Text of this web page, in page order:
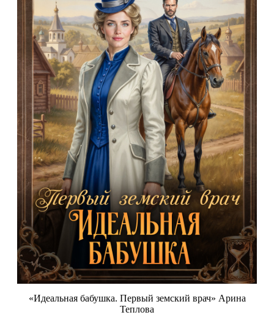
«Идеальная бабушка. Первый земский врач» Арина
Теплова